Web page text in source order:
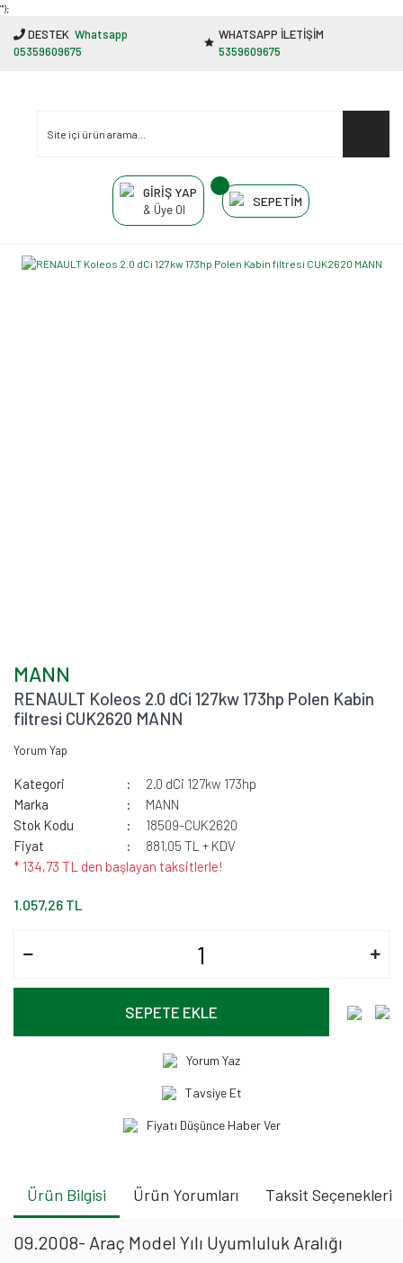
"');
DESTEK Whatsapp
05359609675
WHATSAPP İLETİŞİM
5359609675
GİRİŞ YAP
& Üye Ol
SEPETİM
MANN
RENAULT Koleos 2.0 dCi 127kw 173hp Polen Kabin
filtresi CUK2620 MANN
Yorum Yap
Kategori
2.0 dCi 127kw 173hp
Marka
MANN
Stok Kodu
18509-CUK2620
Fiyat
881,05 TL + KDV
* 134,73 TL den başlayan taksitlerle!
1.057,26 TL
SEPETE EKLE
Yorum Yaz
Tavsiye Et
Fiyatı Düşünce Haber Ver
Ürün Bilgisi Ürün Yorumları Taksit Seçenekleri
09.2008- Araç Model Yılı Uyumluluk Aralığı